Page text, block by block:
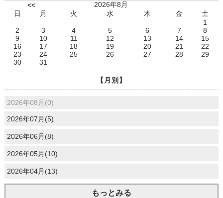
<<
2026年8月
日
月 火 水 木 金
土
1
2
3 4 5 6 7
8
9
10 11 12 13 14
15
16
17 18 19 20 21
22
23
24 25 26 27 28
29
30
31
【月別】
2026年08月(0)
2026年07月(5)
2026年06月(8)
2026年05月(10)
2026年04月(13)
もっとみる